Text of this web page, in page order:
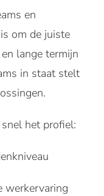
en
om de juiste
lange termijn
in staat stelt
het profiel:
werkervaring